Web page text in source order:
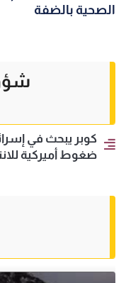
الصحية بالضفة
كوبر يبحث في
ضغوط أميركية